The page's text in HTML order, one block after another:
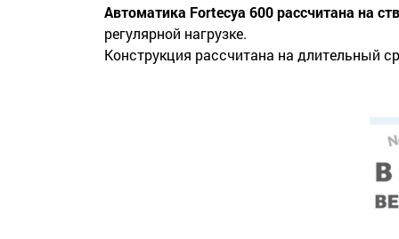
Автоматика Fortecya 600 рассчитана на
регулярной нагрузке.
Конструкция рассчитана на длительный